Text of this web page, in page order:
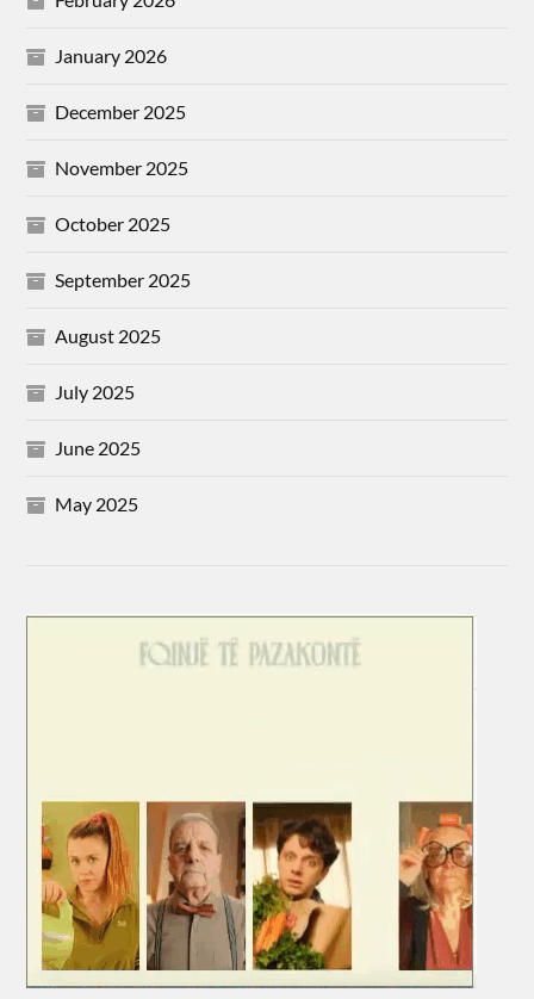
January 2026
December 2025
November 2025
October 2025
September 2025
August 2025
July 2025
June 2025
May 2025